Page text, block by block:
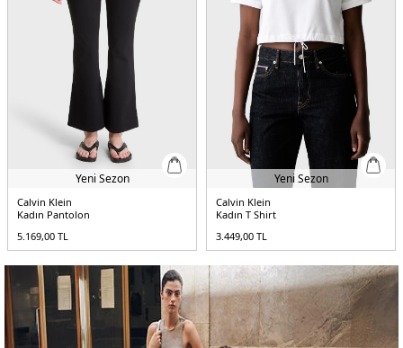
Yeni Sezon
Calvin Klein
Kadın T Shirt
3.449,00 TL
Fred Perry
Erkek Polo Yaka T-shirt
6.849,00 TL